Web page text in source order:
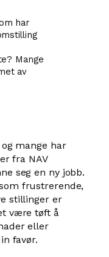
har
Mange
av
mange har
fra NAV
seg en ny jobb.
frustrerende,
stillinger er
være tøft å
eller
favør.